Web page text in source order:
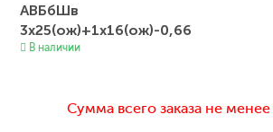
АВБбШв
3х25(ож)+1х16(ож)-0,66
В наличии
Сумма всего заказа не